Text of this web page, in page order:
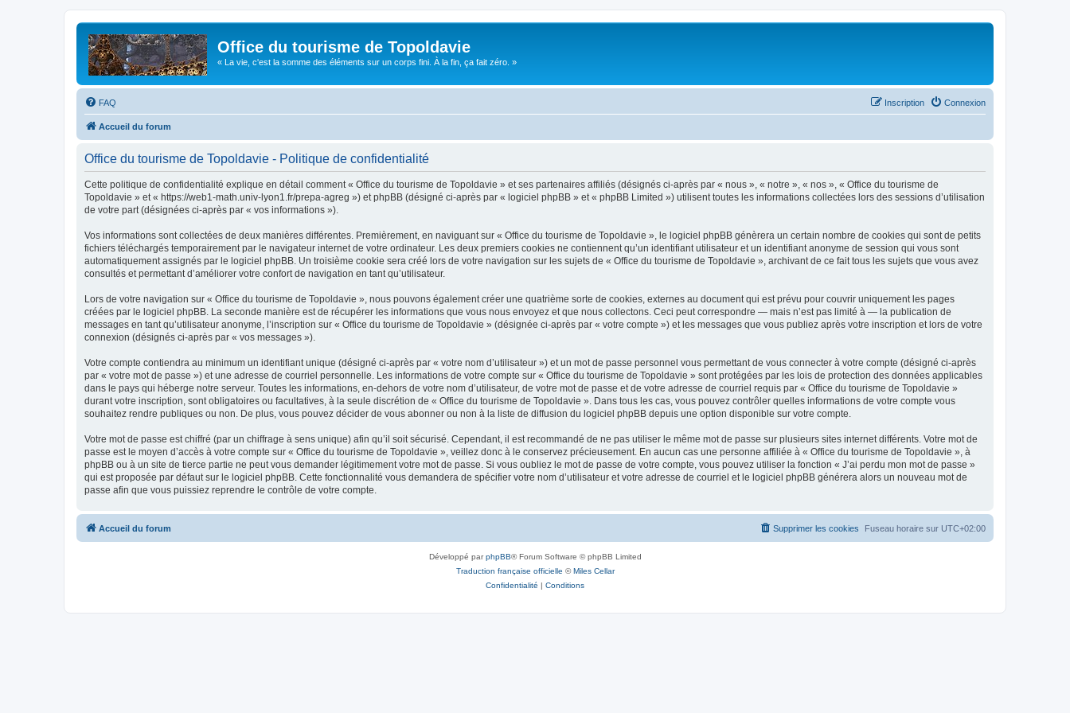
Office du tourisme de Topoldavie
« La vie, c'est la somme des éléments sur un corps fini. À la fin, ça fait zéro. »
FAQ Connexion
Inscription
Accueil du forum
Office du tourisme de Topoldavie - Politique de confidentialité
Cette politique de confidentialité explique en détail comment « Office du tourisme de Topoldavie » et ses partenaires affiliés (désignés ci-après par « nous », « notre », « nos », « Office du tourisme de
Topoldavie » et « https://web1-math.univ-lyon1.fr/prepa-agreg ») et phpBB (désigné ci-après par « logiciel phpBB » et « phpBB Limited ») utilisent toutes les informations collectées lors des sessions d’utilisation
de votre part (désignées ci-après par « vos informations »).
Vos informations sont collectées de deux manières différentes. Premièrement, en naviguant sur « Office du tourisme de Topoldavie », le logiciel phpBB génèrera un certain nombre de cookies qui sont de petits
fichiers téléchargés temporairement par le navigateur internet de votre ordinateur. Les deux premiers cookies ne contiennent qu’un identifiant utilisateur et un identifiant anonyme de session qui vous sont
automatiquement assignés par le logiciel phpBB. Un troisième cookie sera créé lors de votre navigation sur les sujets de « Office du tourisme de Topoldavie », archivant de ce fait tous les sujets que vous avez
consultés et permettant d’améliorer votre confort de navigation en tant qu’utilisateur.
Lors de votre navigation sur « Office du tourisme de Topoldavie », nous pouvons également créer une quatrième sorte de cookies, externes au document qui est prévu pour couvrir uniquement les pages
créées par le logiciel phpBB. La seconde manière est de récupérer les informations que vous nous envoyez et que nous collectons. Ceci peut correspondre — mais n’est pas limité à — la publication de
messages en tant qu’utilisateur anonyme, l’inscription sur « Office du tourisme de Topoldavie » (désignée ci-après par « votre compte ») et les messages que vous publiez après votre inscription et lors de votre
connexion (désignés ci-après par « vos messages »).
Votre compte contiendra au minimum un identifiant unique (désigné ci-après par « votre nom d’utilisateur ») et un mot de passe personnel vous permettant de vous connecter à votre compte (désigné ci-après
par « votre mot de passe ») et une adresse de courriel personnelle. Les informations de votre compte sur « Office du tourisme de Topoldavie » sont protégées par les lois de protection des données applicables
dans le pays qui héberge notre serveur. Toutes les informations, en-dehors de votre nom d’utilisateur, de votre mot de passe et de votre adresse de courriel requis par « Office du tourisme de Topoldavie »
durant votre inscription, sont obligatoires ou facultatives, à la seule discrétion de « Office du tourisme de Topoldavie ». Dans tous les cas, vous pouvez contrôler quelles informations de votre compte vous
souhaitez rendre publiques ou non. De plus, vous pouvez décider de vous abonner ou non à la liste de diffusion du logiciel phpBB depuis une option disponible sur votre compte.
Votre mot de passe est chiffré (par un chiffrage à sens unique) afin qu’il soit sécurisé. Cependant, il est recommandé de ne pas utiliser le même mot de passe sur plusieurs sites internet différents. Votre mot de
passe est le moyen d’accès à votre compte sur « Office du tourisme de Topoldavie », veillez donc à le conservez précieusement. En aucun cas une personne affiliée à « Office du tourisme de Topoldavie », à
phpBB ou à un site de tierce partie ne peut vous demander légitimement votre mot de passe. Si vous oubliez le mot de passe de votre compte, vous pouvez utiliser la fonction « J’ai perdu mon mot de passe »
qui est proposée par défaut sur le logiciel phpBB. Cette fonctionnalité vous demandera de spécifier votre nom d’utilisateur et votre adresse de courriel et le logiciel phpBB générera alors un nouveau mot de
passe afin que vous puissiez reprendre le contrôle de votre compte.
Accueil du forum Fuseau horaire sur UTC+02:00
Supprimer les cookies
Développé parphpBB® Forum Software © phpBB Limited
Traduction française officielle ©Miles Cellar
Confidentialité | Conditions